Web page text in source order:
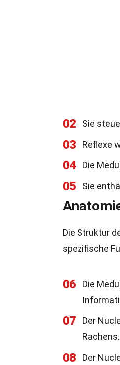
02 Sie
03 Reflexe
04 Die
05 Sie
Die Struktur
spezifische
06
Die
07
Der
Rachens.
08
Der